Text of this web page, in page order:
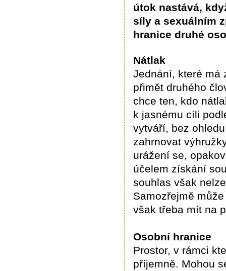
útok nastává,
síly a sexuálním
hranice druhé
Nátlak
Jednání, které má
přimět druhého
chce ten, kdo
k jasnému cíli
vytváří, bez
zahrnovat
urážení se,
účelem získání
souhlas však
Samozřejmě
však třeba mít na
Osobní hranice
Prostor, v rámci
příjemně. Mohou